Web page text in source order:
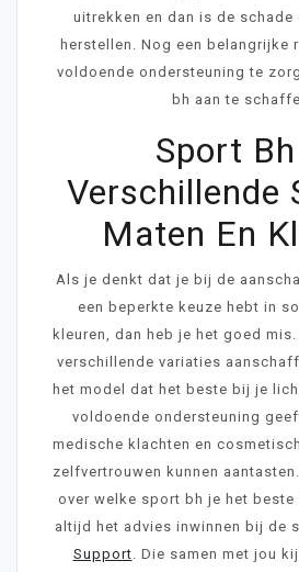
uitrekken en dan is de schade
herstellen. Nog een belangrijke
voldoende ondersteuning te
bh aan te
Sport
Verschillende
Maten En
Als je denkt dat je bij de
een beperkte keuze hebt in
kleuren, dan heb je het goed mis.
verschillende variaties
het model dat het beste bij je
voldoende ondersteuning
medische klachten en
zelfvertrouwen kunnen
over welke sport bh je het beste
altijd het advies inwinnen bij de
Support. Die samen met jou